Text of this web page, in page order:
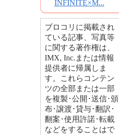
INFINITE×M...
ブロコリに掲載され
ている記事、写真等
に関する著作権は、
IMX, Inc.または情報
提供者に帰属しま
す。これらコンテン
ツの全部または一部
を複製･公開･送信･頒
布･譲渡･貸与･翻訳･
翻案･使用許諾･転載
などをすることはで